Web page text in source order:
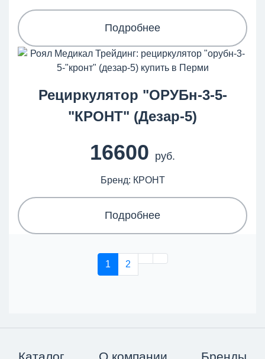
Подробнее
Рециркулятор "ОРУБн-3-5-
"КРОНТ" (Дезар-5)
16600 руб.
Бренд: КРОНТ
Подробнее
1 2